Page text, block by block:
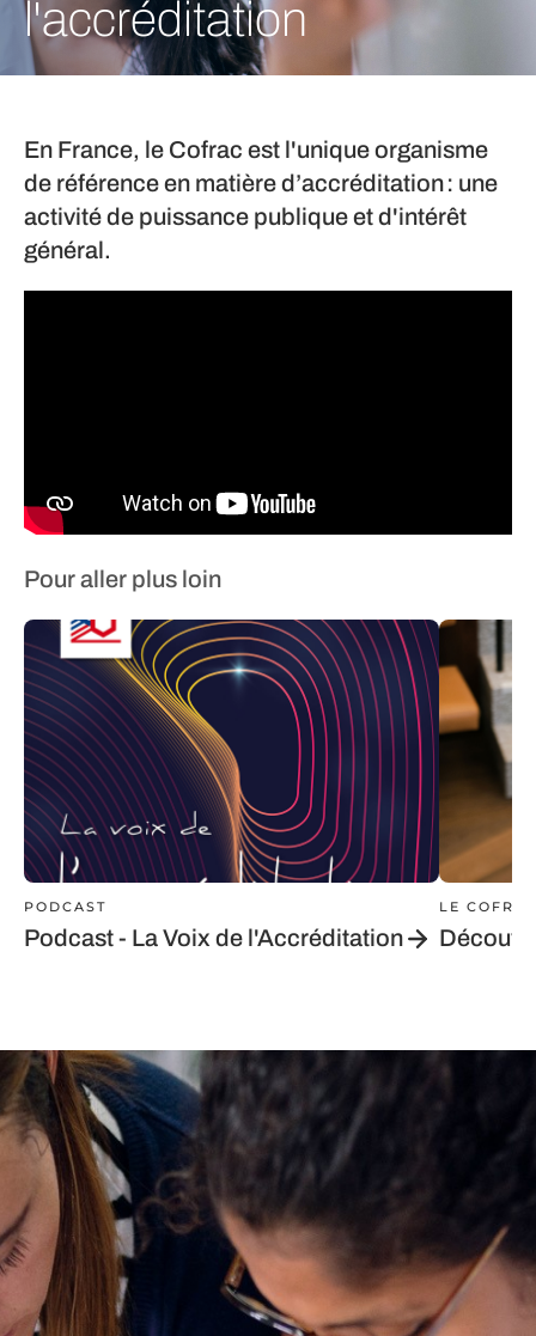
l'accréditation
En France, le Cofrac est l'unique organisme
de référence en matière d’accréditation : une
activité de puissance publique et d'intérêt
général.
Pour aller plus loin
PODCAST
Podcast - La Voix de l'Accréditation
LE